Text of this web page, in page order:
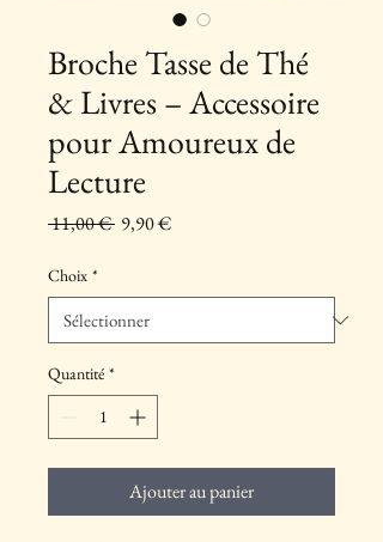
Broche Tasse de Thé
& Livres – Accessoire
pour Amoureux de
Lecture
11,00 € Prix
9,90 €Prix
Choix *
Quantité *
Ajouter au panier